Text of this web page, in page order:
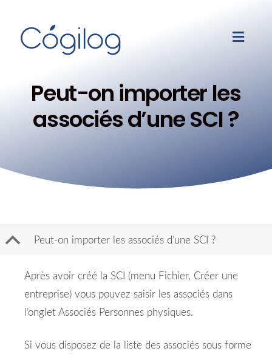
Peut-on importer les
associés d’une SCI ?
B Peut-on importer les associés d’une SCI ?
Après avoir créé la SCI (menu Fichier, Créer une
entreprise) vous pouvez saisir les associés dans
l’onglet Associés Personnes physiques.
Si vous disposez de la liste des associés sous forme